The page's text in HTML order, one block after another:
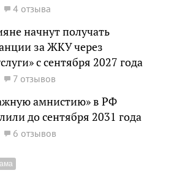
4 отзыва
начнут получать
за ЖКУ через
с сентября 2027 года
7 отзывов
амнистию» в РФ
до сентября 2031 года
6 отзывов